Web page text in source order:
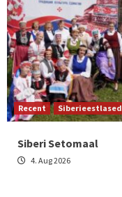
Recent Siberieestlased
Siberi Setomaal
4. Aug 2026